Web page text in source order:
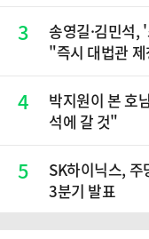
3
송영길·김민석
"즉시 대법관
4
박지원이 본 호
석에 갈 것"
5
SK하이닉스,
3분기 발표